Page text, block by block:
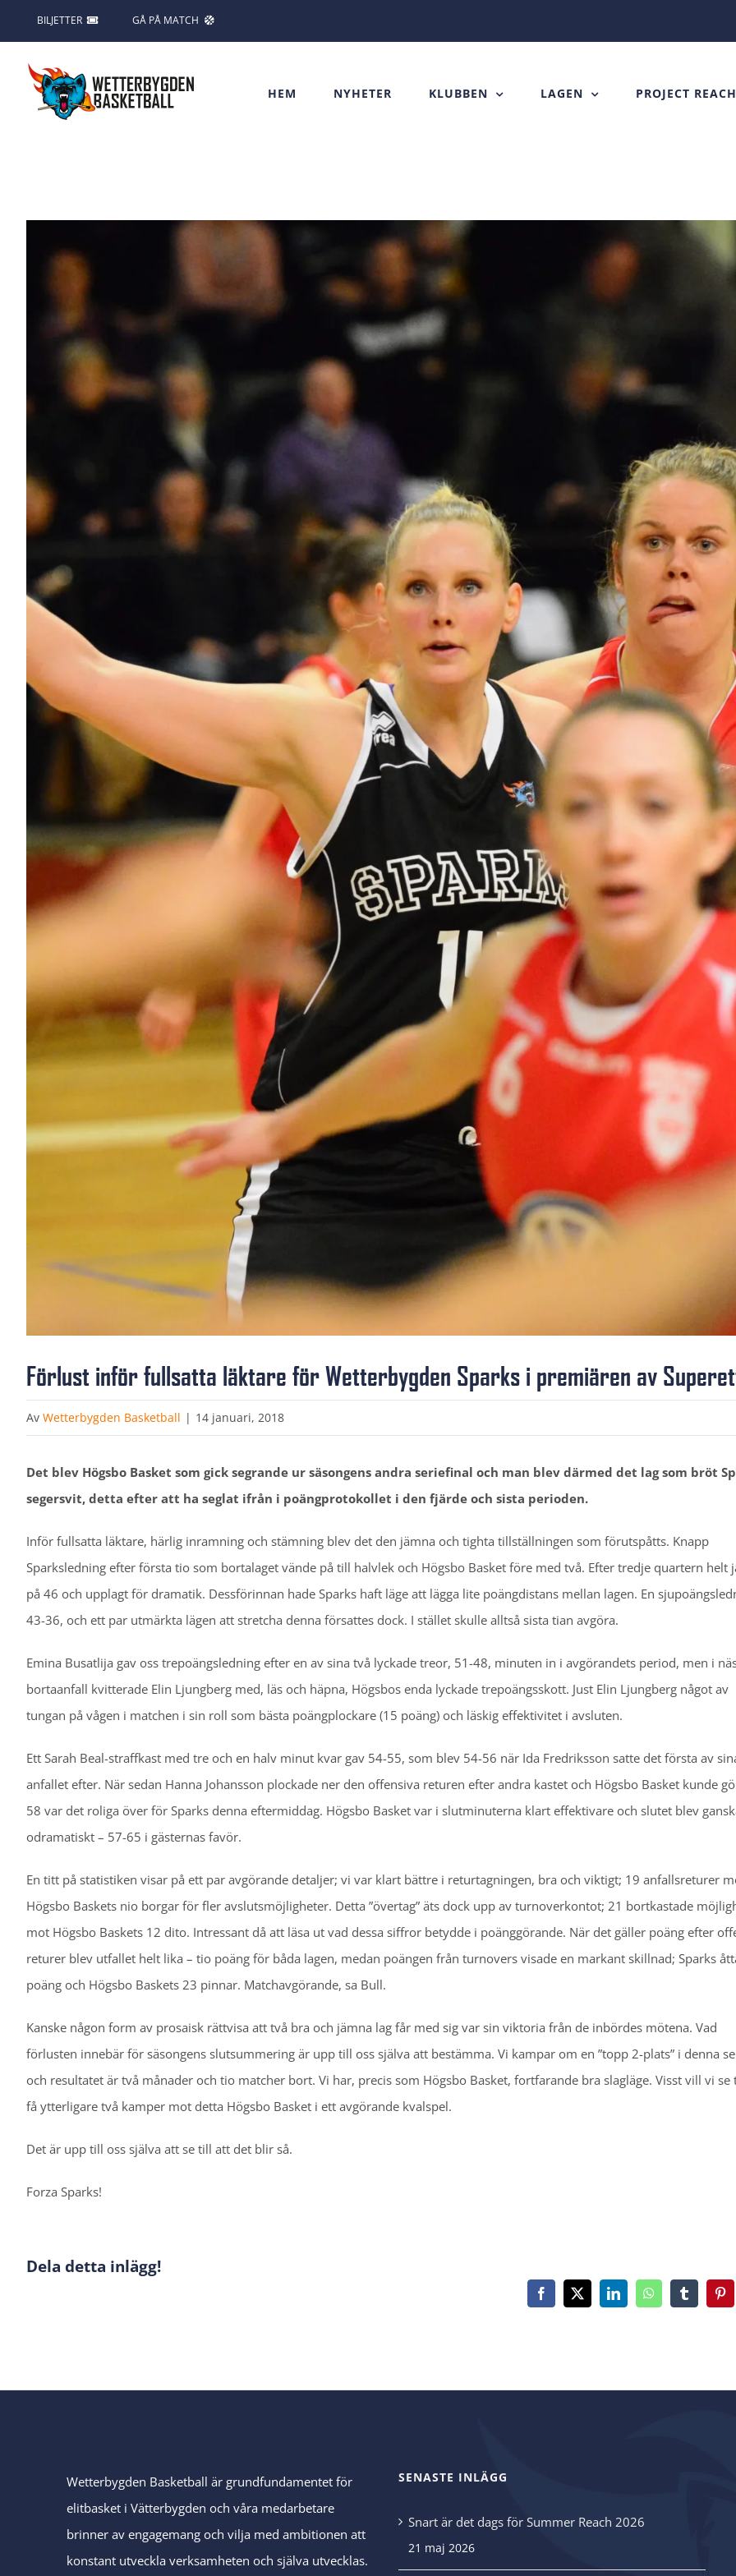
Fortsätt
till
innehållet
BILJETTER GÅ PÅ MATCH
HEM NYHETER KLUBBEN LAGEN PROJECT REACH
större
Förlust inför fullsatta läktare för Wetterbygden Sparks i premiären av
Av Wetterbygden Basketball | 14 januari, 2018
Det blev Högsbo Basket som gick segrande ur säsongens andra seriefinal och man blev därmed det lag som bröt
segersvit, detta efter att ha seglat ifrån i poängprotokollet i den fjärde och sista perioden.
Inför fullsatta läktare, härlig inramning och stämning blev det den jämna och tighta tillställningen som förutspåtts. Knapp
Sparksledning efter första tio som bortalaget vände på till halvlek och Högsbo Basket före med två. Efter tredje quartern helt
på 46 och upplagt för dramatik. Dessförinnan hade Sparks haft läge att lägga lite poängdistans mellan lagen. En
43-36, och ett par utmärkta lägen att stretcha denna försattes dock. I stället skulle alltså sista tian avgöra.
Emina Busatlija gav oss trepoängsledning efter en av sina två lyckade treor, 51-48, minuten in i avgörandets period, men i
bortaanfall kvitterade Elin Ljungberg med, läs och häpna, Högsbos enda lyckade trepoängsskott. Just Elin Ljungberg något av
tungan på vågen i matchen i sin roll som bästa poängplockare (15 poäng) och läskig effektivitet i avsluten.
Ett Sarah Beal-straffkast med tre och en halv minut kvar gav 54-55, som blev 54-56 när Ida Fredriksson satte det första av
anfallet efter. När sedan Hanna Johansson plockade ner den offensiva returen efter andra kastet och Högsbo Basket kunde
58 var det roliga över för Sparks denna eftermiddag. Högsbo Basket var i slutminuterna klart effektivare och slutet blev
odramatiskt – 57-65 i gästernas favör.
En titt på statistiken visar på ett par avgörande detaljer; vi var klart bättre i returtagningen, bra och viktigt; 19 anfallsreturer
Högsbo Baskets nio borgar för fler avslutsmöjligheter. Detta ”övertag” äts dock upp av turnoverkontot; 21 bortkastade
mot Högsbo Baskets 12 dito. Intressant då att läsa ut vad dessa siffror betydde i poänggörande. När det gäller poäng efter
returer blev utfallet helt lika – tio poäng för båda lagen, medan poängen från turnovers visade en markant skillnad; Sparks
poäng och Högsbo Baskets 23 pinnar. Matchavgörande, sa Bull.
Kanske någon form av prosaisk rättvisa att två bra och jämna lag får med sig var sin viktoria från de inbördes mötena. Vad
förlusten innebär för säsongens slutsummering är upp till oss själva att bestämma. Vi kampar om en ”topp 2-plats” i denna
och resultatet är två månader och tio matcher bort. Vi har, precis som Högsbo Basket, fortfarande bra slagläge. Visst vill vi se
få ytterligare två kamper mot detta Högsbo Basket i ett avgörande kvalspel.
Det är upp till oss själva att se till att det blir så.
Forza Sparks!
Dela detta inlägg!
Facebook
X LinkedInWhatsAppTumblr
Wetterbygden Basketball är grundfundamentet för
elitbasket i Vätterbygden och våra medarbetare
brinner av engagemang och vilja med ambitionen att
konstant utveckla verksamheten och själva utvecklas.
SENASTE INLÄGG
Snart är det dags för Summer Reach 2026
21 maj 2026